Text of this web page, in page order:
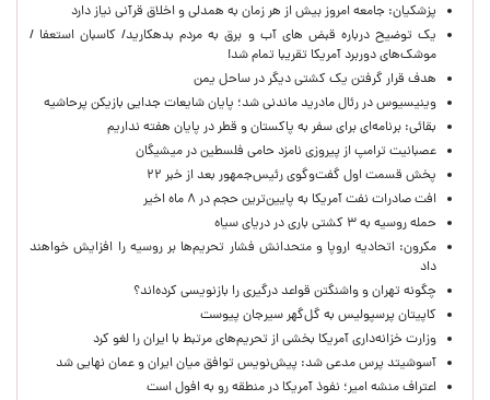
پزشکیان: جامعه امروز بیش از هر زمان به همدلی و اخلاق قرآنی نیاز دارد
یک توضیح درباره قبض های آب و برق به مردم بدهکارید/ کاسبان استعفا /
موشک‌های دوربرد آمریکا تقریبا تمام شد!
هدف قرار گرفتن یک کشتی دیگر در ساحل یمن
وینیسیوس در رئال مادرید ماندنی شد؛ پایان شایعات جدایی بازیکن پرحاشیه
بقائی: برنامه‌ای برای سفر به پاکستان و قطر در پایان هفته نداریم
عصبانیت ترامپ از پیروزی نامزد حامی فلسطین در میشیگان
پخش قسمت اول گفت‌وگوی رئیس‌جمهور بعد از خبر ۲۲
افت صادرات نفت آمریکا به پایین‌ترین حجم در ۸ ماه اخیر
حمله روسیه به ۳ کشتی باری در دریای سیاه
مکرون: اتحادیه اروپا و متحدانش فشار تحریم‌ها بر روسیه را افزایش خواهند
داد
چگونه تهران و واشنگتن قواعد درگیری را بازنویسی کرده‌اند؟
کاپیتان پرسپولیس به گل‌گهر سیرجان پیوست
وزارت خزانه‌داری آمریکا بخشی از تحریم‌های مرتبط با ایران را لغو کرد
آسوشیتد پرس مدعی شد: پیش‌نویس توافق میان ایران و عمان نهایی شد
اعتراف منشه امیر؛ نفوذ آمریکا در منطقه رو به افول است